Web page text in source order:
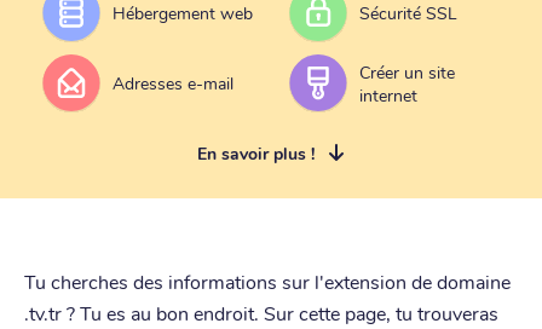
Hébergement web Sécurité SSL
Adresses e-mail
Créer un site
internet
En savoir plus !
Tu cherches des informations sur l'extension de domaine
.tv.tr ? Tu es au bon endroit. Sur cette page, tu trouveras